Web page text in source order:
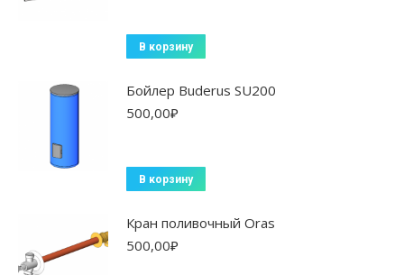
В корзину
Бойлер Buderus SU200
500,00₽
В корзину
Кран поливочный Oras
500,00₽